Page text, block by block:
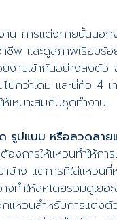
งาน การแต่งกายนั้นนอ
าชีพ และดูสุภาพเรียบร้
ยงามเข้ากันอย่างลงตั
กว่าเดิม และนี่คือ 4 เ
ห้เหมาะสมกับชุดทำงาน
รูปแบบ หรือลวดลา
องการให้แหวนทำให้กา
าบ้าง แต่การที่ใส่แหวน
ทำให้ลุคโดยรวมดูเยอะ
กแหวนสำหรับการแต่งตั